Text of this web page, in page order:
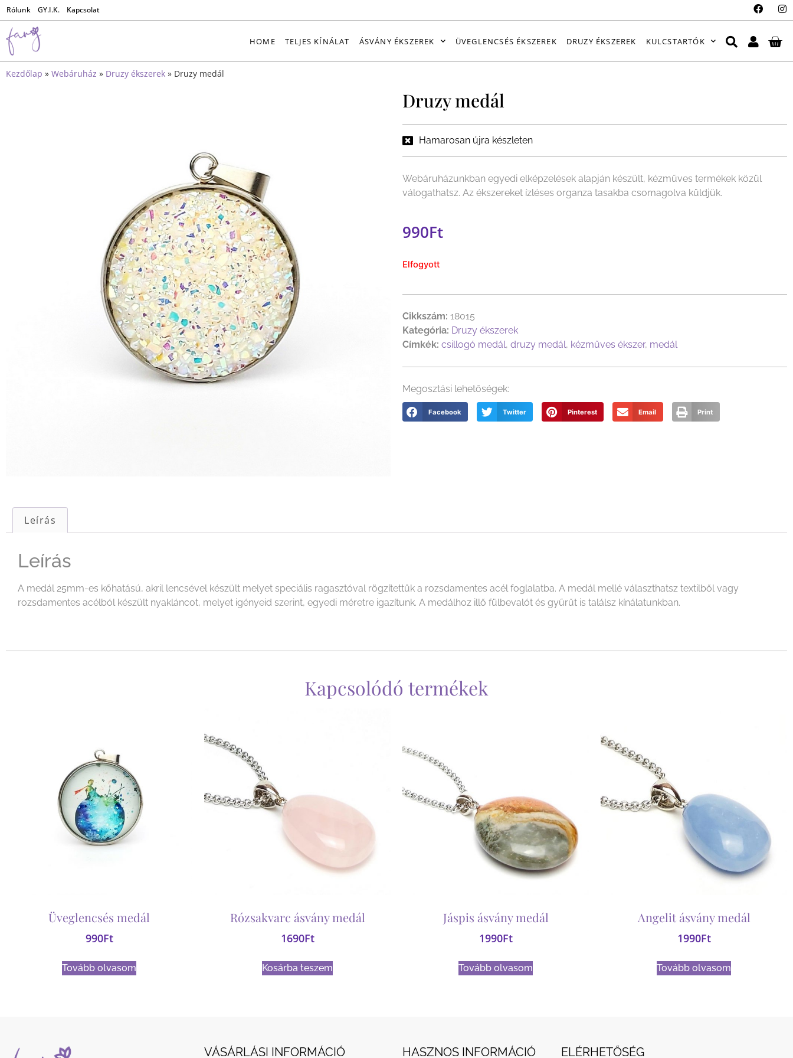
Rólunk GY.I.K. Kapcsolat
HOME TELJES KÍNÁLAT ÁSVÁNY ÉKSZEREK ÜVEGLENCSÉS ÉKSZEREK DRUZY ÉKSZEREK KULCSTARTÓK
Kezdőlap » Webáruház » Druzy ékszerek » Druzy medál
Druzy medál
Hamarosan újra készleten
Webáruházunkban egyedi elképzelések alapján készült, kézműves termékek közül
válogathatsz. Az ékszereket ízléses organza tasakba csomagolva küldjük.
990Ft
Elfogyott
Cikkszám: 18015
Kategória: Druzy ékszerek
Címkék: csillogó medál, druzy medál, kézműves ékszer, medál
Megosztási lehetőségek:
Facebook Twitter Pinterest Email Print
Leírás
Leírás
A medál 25mm-es kőhatású, akril lencsével készült melyet speciális ragasztóval rögzítettük a rozsdamentes acél foglalatba. A medál mellé választhatsz textilből vagy
rozsdamentes acélból készült nyakláncot, melyet igényeid szerint, egyedi méretre igazítunk. A medálhoz illő fülbevalót és gyűrűt is találsz kínálatunkban.
Kapcsolódó termékek
Üveglencsés medál
990Ft
Tovább olvasom
Rózsakvarc ásvány medál
1690Ft
Kosárba teszem
Jáspis ásvány medál
1990Ft
Tovább olvasom
Angelit ásvány medál
1990Ft
Tovább olvasom
VÁSÁRLÁSI INFORMÁCIÓ HASZNOS INFORMÁCIÓ ELÉRHETŐSÉG